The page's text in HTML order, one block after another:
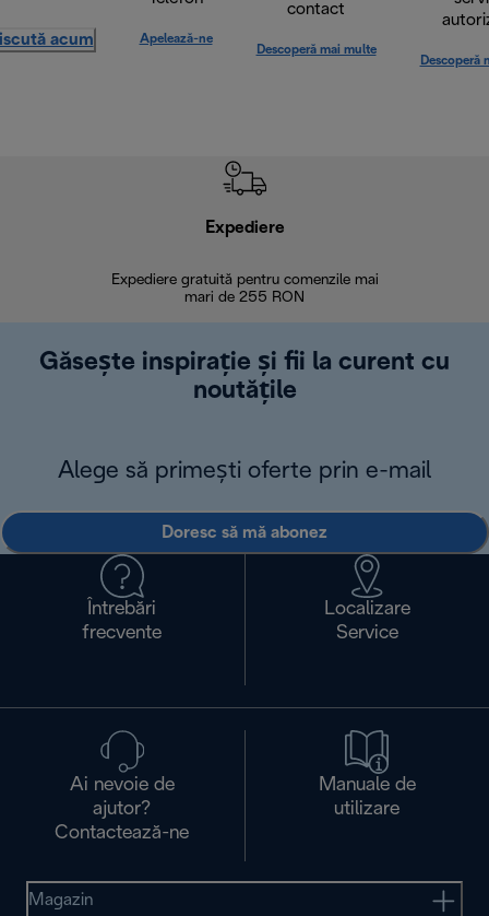
acum Apelează-ne
contact
Descoperă mai multe
Descoperă
Expediere
Expediere gratuită pentru comenzile mai
mari de 255 RON
Găsește inspirație și fii la curent cu
noutățile
Alege să primești oferte prin e-mail
Doresc să mă abonez
Întrebări
frecvente
Localizare
Service
Ai nevoie de
ajutor?
Contactează-ne
Manuale de
utilizare
Magazin